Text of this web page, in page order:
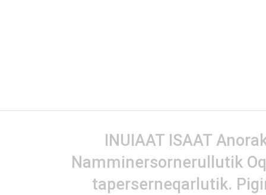
INUIAAT ISAAT
Namminersornerullutik
taperserneqarlutik.